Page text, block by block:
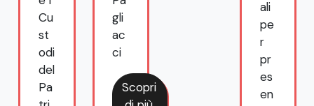
Cu
st
odi
del
Pa
gli
ac
ci
Scopri
ter
a